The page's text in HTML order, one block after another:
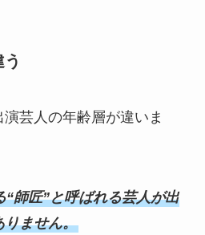
芸人の年齢層が違いま
師匠”と呼ばれる芸人が出
りません。